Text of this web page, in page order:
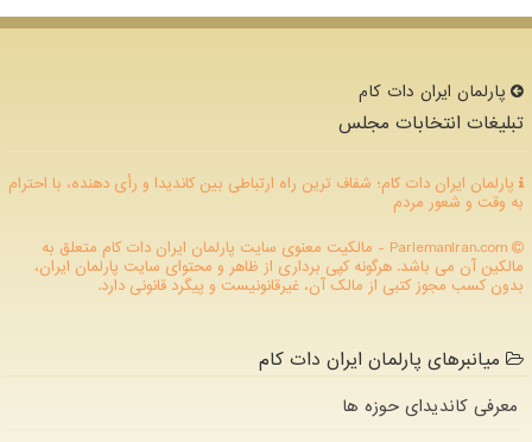
پارلمان ایران دات كام
تبلیغات انتخابات مجلس
پارلمان ایران دات کام؛ شفاف ترین راه ارتباطی بین کاندیدا و رأی دهنده، با احترام
به وقت و شعور مردم
ParlemanIran.com - مالکیت معنوی سایت پارلمان ایران دات كام متعلق به
مالکین آن می باشد. هرگونه کپی برداری از ظاهر و محتوای سایت پارلمان ایران،
بدون کسب مجوز کتبی از مالک آن، غیرقانونیست و پیگرد قانونی دارد.
میانبرهای پارلمان ایران دات کام
معرفی کاندیدای حوزه ها